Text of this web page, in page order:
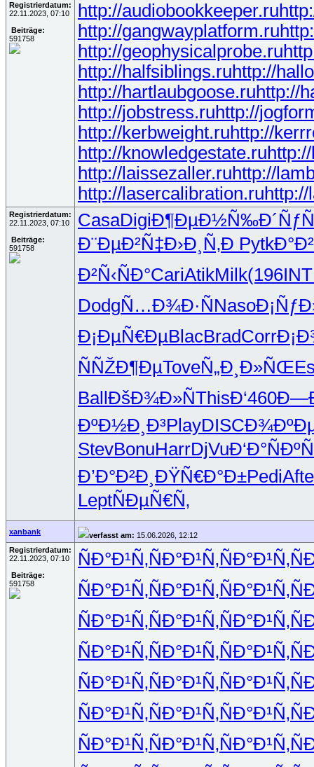
Registrierdatum:
22.11.2023, 07:10
Beiträge:
591758
http://audiobookkeeper.ru
http://gangwayplatform.ru
http://geophysicalprobe.ru
http://halfsiblings.ruhttp://
http://hartlaubgoose.ruhttp://
http://jobstress.ruhttp://
http://kerbweight.ruhttp://
http://knowledgestate.ru
http://laissezaller.ruhttp://
http://lasercalibration.ru
Registrierdatum:
22.11.2023, 07:10
Beiträge:
591758
CasaDigiÐ¶ÐµÐ½Ñ‰
Ð¨ÐµÐ²Ñ‡Ð›Ð¸Ñ‚Ð Pytk
Ð²Ñ‹ÑÐ°CariAtikMilk(196
DodgÑ…Ð¾Ð·ÑNaso
Ð¡ÐµÑ€ÐµBlacBradCorr
ÑÑŽÐ¶ÐµToveÑ„Ð¸Ð»ÑŒ
Ball ÐšÐ¾Ð»ÑThisÐ‘460
ÐºÐ½Ð¸Ð³PlayDISC
StevBonuHarrDjVuÐ‘Ð°ÑÐº
Ð’Ð°Ð²Ð¸ ÐŸÑ€Ð°Ð±PediAfte
LeptÑÐµÑ€Ñ‚
xanbank verfasst am: 15.06.2026, 12:12
Registrierdatum:
22.11.2023, 07:10
Beiträge:
591758
ÑÐ°Ð¹Ñ‚ÑÐ°Ð¹Ñ‚ÑÐ°Ð¹Ñ‚
ÑÐ°Ð¹Ñ‚ÑÐ°Ð¹Ñ‚ÑÐ°Ð¹Ñ‚
ÑÐ°Ð¹Ñ‚ÑÐ°Ð¹Ñ‚ÑÐ°Ð¹Ñ‚
ÑÐ°Ð¹Ñ‚ÑÐ°Ð¹Ñ‚ÑÐ°Ð¹Ñ‚
ÑÐ°Ð¹Ñ‚ÑÐ°Ð¹Ñ‚ÑÐ°Ð¹Ñ‚
ÑÐ°Ð¹Ñ‚ÑÐ°Ð¹Ñ‚ÑÐ°Ð¹Ñ‚
ÑÐ°Ð¹Ñ‚ÑÐ°Ð¹Ñ‚ÑÐ°Ð¹Ñ‚